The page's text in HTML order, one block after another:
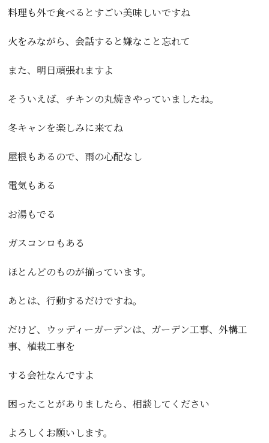
料理も外で食べるとすごい美味しいですね
火をみながら、会話すると嫌なこと忘れて
また、明日頑張れますよ
そういえば、チキンの丸焼きやっていましたね。
冬キャンを楽しみに来てね
屋根もあるので、雨の心配なし
電気もある
お湯もでる
ガスコンロもある
ほとんどのものが揃っています。
あとは、行動するだけですね。
だけど、ウッディーガーデンは、ガーデン工事、外構工
事、植栽工事を
する会社なんですよ
困ったことがありましたら、相談してください
よろしくお願いします。